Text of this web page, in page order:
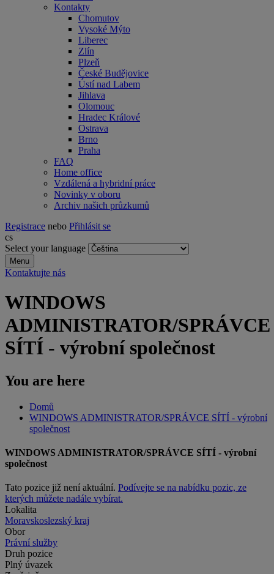
Kontakty
Chomutov
Vysoké Mýto
Liberec
Zlín
Plzeň
České Budějovice
Ústí nad Labem
Jihlava
Olomouc
Hradec Králové
Ostrava
Brno
Praha
FAQ
Home office
Vzdálená a hybridní práce
Novinky v oboru
Archiv našich průzkumů
Registrace nebo Přihlásit se
cs
Select your language
Menu
Kontaktujte nás
WINDOWS
ADMINISTRATOR/SPRÁVCE
SÍTÍ - výrobní společnost
You are here
Domů
WINDOWS ADMINISTRATOR/SPRÁVCE SÍTÍ - výrobní
společnost
WINDOWS ADMINISTRATOR/SPRÁVCE SÍTÍ - výrobní
společnost
Tato pozice již není aktuální. Podívejte se na nabídku pozic, ze
kterých můžete nadále vybírat.
Lokalita
Moravskoslezský kraj
Obor
Právní služby
Druh pozice
Plný úvazek